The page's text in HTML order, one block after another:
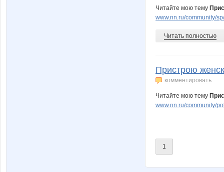
Sc@rlet
Yanusik
Читайте мою тему
www.nn.ru/community/
Читать полностью
Пристрою
комментировать
Читайте мою тему
www.nn.ru/community/
1